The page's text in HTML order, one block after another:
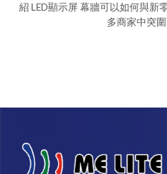
紹 LED顯示屏 幕牆可以如何與新
多商家中突